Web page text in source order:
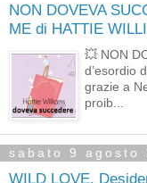
NON DOVEVA
ME di HATTIE
💥 NON
d’esordio
grazie a
proib...
sabato 9 agosto
WILD LOVE.